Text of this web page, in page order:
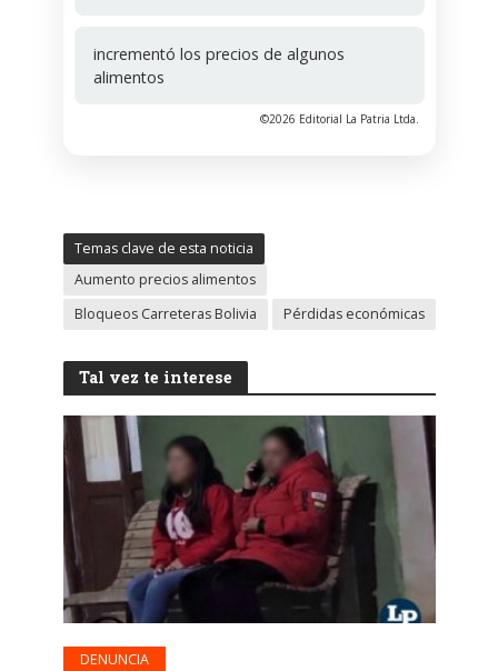
incrementó los precios de algunos
alimentos
©2026 Editorial La Patria Ltda.
Temas clave de esta noticia
Aumento precios alimentos
Bloqueos Carreteras Bolivia
Pérdidas económicas
Tal vez te interese
DENUNCIA